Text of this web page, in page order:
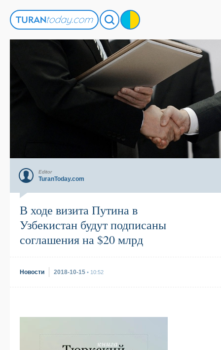
Editor
TuranToday.com
В ходе визита Путина в
Узбекистан будут подписаны
соглашения на $20 млрд
Новости 2018-10-15 • 10:52